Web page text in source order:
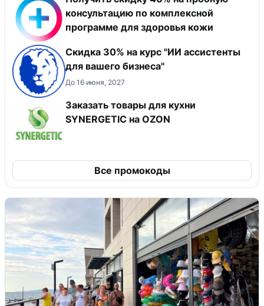
консультацию по комплексной
программе для здоровья кожи
Скидка 30% на курс "ИИ ассистенты
для вашего бизнеса"
До 16 июня, 2027
Заказать товары для кухни
SYNERGETIC на OZON
Все промокоды